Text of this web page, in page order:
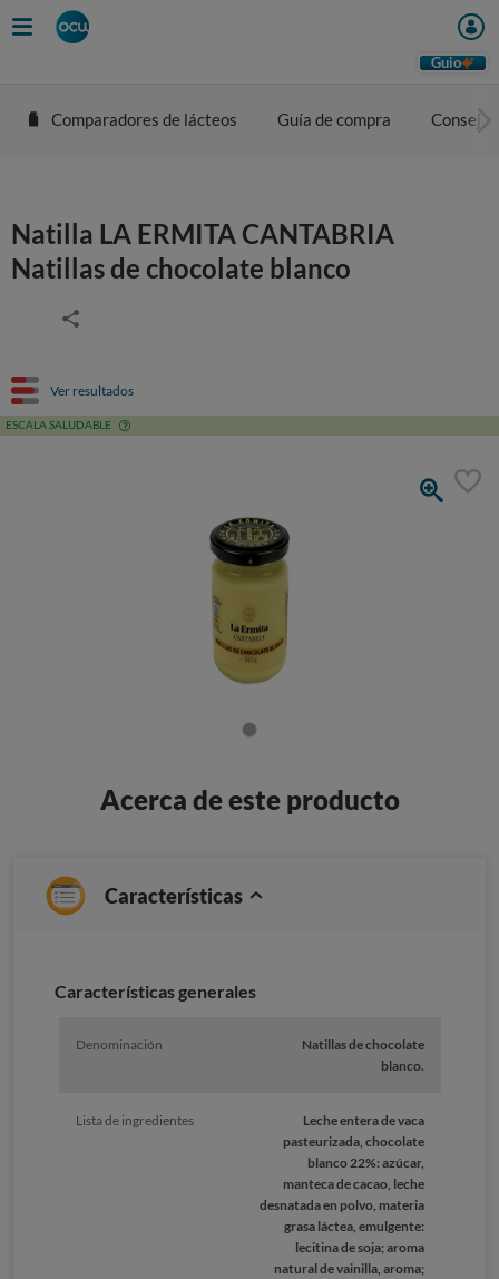
Guio
Comparadores de lácteos Guía de compra
Natilla LA ERMITA CANTABRIA
Natillas de chocolate blanco
Ver resultados
ESCALA SALUDABLE
Acerca de este producto
Características
Características generales
Denominación
Natillas de chocolate
blanco.
Lista de ingredientes
Leche entera de vaca
pasteurizada, chocolate
blanco 22%: azúcar,
manteca de cacao, leche
desnatada en polvo, materia
grasa láctea, emulgente:
lecitina de soja; aroma
natural de vainilla, aroma;